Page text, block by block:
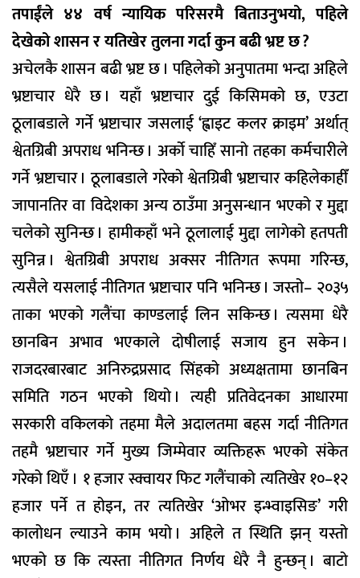
तपाईंले ४४ वर्ष न्यायिक परिसरमै बिताउनुभयो, पहिले
देखेको शासन र यतिखेर तुलना गर्दा कुन बढी भ्रष्ट छ ?
अचेलकै शासन बढी भ्रष्ट छ । पहिलेको अनुपातमा भन्दा अहिले
भ्रष्टाचार धेरै छ । यहाँ भ्रष्टाचार दुई किसिमको छ, एउटा
ठूलाबडाले गर्ने भ्रष्टाचार जसलाई ‘ह्वाइट कलर क्राइम’ अर्थात्
श्वेतग्रिबी अपराध भनिन्छ । अर्काे चाहिँ सानो तहका कर्मचारीले
गर्ने भ्रष्टाचार । ठूलाबडाले गरेको श्वेतग्रिबी भ्रष्टाचार कहिलेकाहीँ
जापानतिर वा विदेशका अन्य ठाउँमा अनुसन्धान भएको र मुद्दा
चलेको सुनिन्छ । हामीकहाँ भने ठूलालाई मुद्दा लागेको हतपती
सुनिन्न । श्वेतग्रिबी अपराध अक्सर नीतिगत रूपमा गरिन्छ,
त्यसैले यसलाई नीतिगत भ्रष्टाचार पनि भनिन्छ । जस्तो– २०३५
ताका भएको गलैंचा काण्डलाई लिन सकिन्छ । त्यसमा धेरै
छानबिन अभाव भएकाले दोषीलाई सजाय हुन सकेन ।
राजदरबारबाट अनिरुद्रप्रसाद सिंहको अध्यक्षतामा छानबिन
समिति गठन भएको थियो । त्यही प्रतिवेदनका आधारमा
सरकारी वकिलको तहमा मैले अदालतमा बहस गर्दा नीतिगत
तहमै भ्रष्टाचार गर्ने मुख्य जिम्मेवार व्यक्तिहरू भएको संकेत
गरेको थिएँ । १ हजार स्क्वायर फिट गलैंचाको त्यतिखेर १०–१२
हजार पर्ने त होइन, तर त्यतिखेर ‘ओभर इन्भ्वाइसिङ’ गरी
कालोधन ल्याउने काम भयो । अहिले त स्थिति झन् यस्तो
भएको छ कि त्यस्ता नीतिगत निर्णय धेरै नै हुन्छन् । बाटो